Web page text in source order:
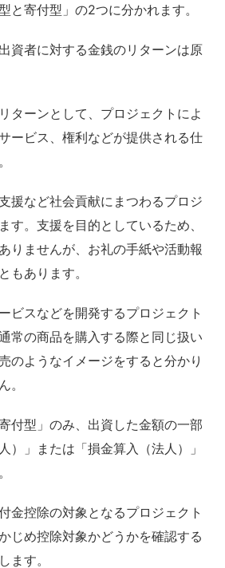
と寄付型」の2つに分かれます。
資者に対する金銭のリターンは原
ターンとして、プロジェクトによ
ービス、権利などが提供される仕
援など社会貢献にまつわるプロジ
す。支援を目的としているため、
りませんが、お礼の手紙や活動報
もあります。
ビスなどを開発するプロジェクト
常の商品を購入する際と同じ扱い
のようなイメージをすると分かり
。
付型」のみ、出資した金額の一部
）」または「損金算入（法人）」
金控除の対象となるプロジェクト
じめ控除対象かどうかを確認する
ます。